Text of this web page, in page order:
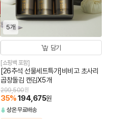
5개
담기
[쇼핑백 포함]
[26추석 선물세트특가]비비고 초사리
곱창돌김 캔김X5개
299,500원
35%194,675원
상온무료배송